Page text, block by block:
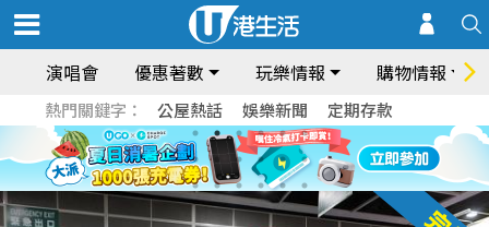
演唱會 優惠著數 玩樂情報 購物情報
熱門關鍵字： 公屋熱話 娛樂新聞 定期存款